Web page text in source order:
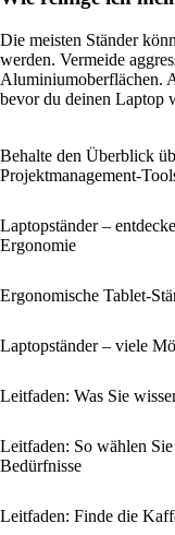
Die meisten Ständer
werden. Vermeide
Aluminiumoberflächen.
bevor du deinen Laptop
Behalte den Überblick
Projektmanagement-
Laptopständer –
Ergonomie
Ergonomische Tablet-
Laptopständer – viele
Leitfaden: Was Sie
Leitfaden: So wählen
Bedürfnisse
Leitfaden: Finde die